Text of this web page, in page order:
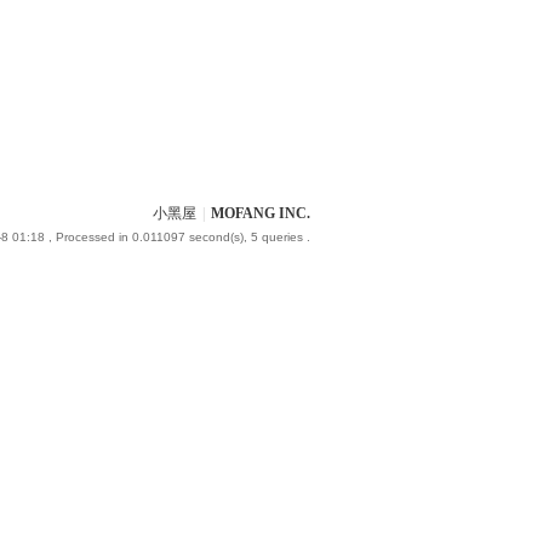
小黑屋 MOFANG INC.
01:18 , Processed in 0.011097 second(s), 5 queries .